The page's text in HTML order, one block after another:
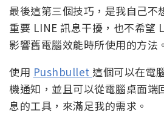
最後這第三個技巧，是我自己不
重要 LINE 訊息干擾，也不希望
影響舊電腦效能時所使用的方法。
使用 Pushbullet 這個可以在電
機通知，並且可以從電腦桌面
息的工具，來滿足我的需求。